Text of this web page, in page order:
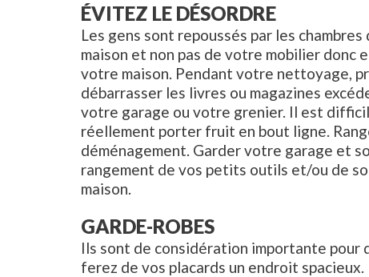
ÉVITEZ LE DÉSORDRE
Les gens sont repoussés par les
maison et non pas de votre mobilier donc
votre maison. Pendant votre nettoyage,
débarrasser les livres ou magazines
votre garage ou votre grenier. Il est
réellement porter fruit en bout ligne.
déménagement. Garder votre garage et
rangement de vos petits outils et/ou de
maison.
GARDE-ROBES
Ils sont de considération importante pour
ferez de vos placards un endroit spacieux.